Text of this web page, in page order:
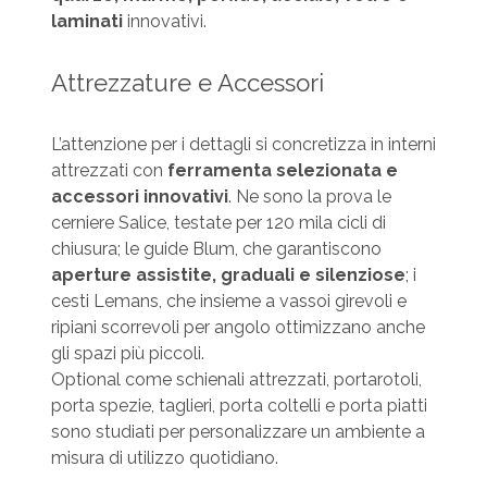
laminatiinnovativi.
Attrezzature e Accessori
L’attenzione per i dettagli si concretizza in interni
attrezzati con ferramenta selezionata e
accessori innovativi. Ne sono la prova le
cerniere Salice, testate per 120 mila cicli di
chiusura; le guide Blum, che garantiscono
aperture assistite, graduali e silenziose; i
cesti Lemans, che insieme a vassoi girevoli e
ripiani scorrevoli per angolo ottimizzano anche
gli spazi più piccoli.
Optional come schienali attrezzati, portarotoli,
porta spezie, taglieri, porta coltelli e porta piatti
sono studiati per personalizzare un ambiente a
misura di utilizzo quotidiano.